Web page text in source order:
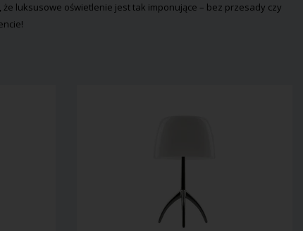
luksusowe oświetlenie jest tak imponujące – bez przesady czy